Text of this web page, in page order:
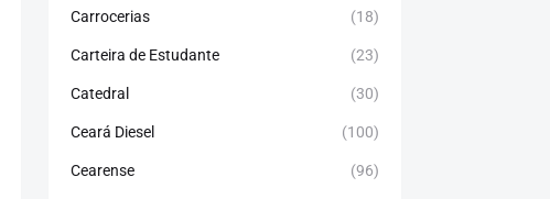
Carrocerias (18)
Carteira de Estudante (23)
Catedral (30)
Ceará Diesel (100)
Cearense (96)